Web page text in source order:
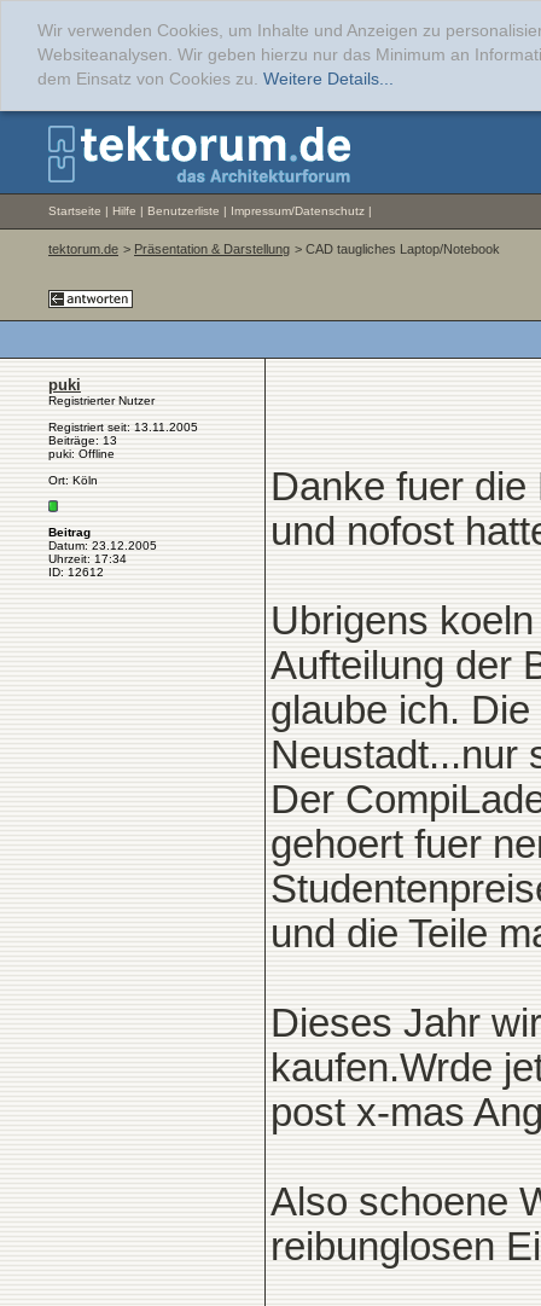
Wir verwenden Cookies, um Inhalte und Anzeigen zu
Websiteanalysen. Wir geben hierzu nur das Minimum an
dem Einsatz von Cookies zu. Weitere Details...
Startseite | Hilfe | Benutzerliste | Impressum/Datenschutz |
tektorum.de > Präsentation & Darstellung > CAD taugliches Laptop/Notebook
puki
Registrierter Nutzer
Registriert seit: 13.11.2005
Beiträge: 13
puki: Offline
Ort: Köln
Beitrag
Datum: 23.12.2005
Uhrzeit: 17:34
ID: 12612
Danke fuer
und nofost
Ubrigens
Aufteilung der
glaube ich.
Neustadt...nur
Der
gehoert fuer
und die Teile
Dieses Jahr
kaufen.Wrde
post x-mas
Also schoene
reibunglosen